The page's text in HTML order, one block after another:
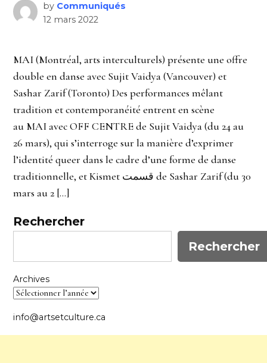
by Communiqués
12 mars 2022
MAI (Montréal, arts interculturels) présente une offre
double en danse avec Sujit Vaidya (Vancouver) et
Sashar Zarif (Toronto) Des performances mêlant
tradition et contemporanéité entrent en scène
au MAI avec OFF CENTRE de Sujit Vaidya (du 24 au
26 mars), qui s’interroge sur la manière d’exprimer
l’identité queer dans le cadre d’une forme de danse
traditionnelle, et Kismet قسمت de Sashar Zarif (du 30
mars au 2 […]
Rechercher
Rechercher
Archives
info@artsetculture.ca